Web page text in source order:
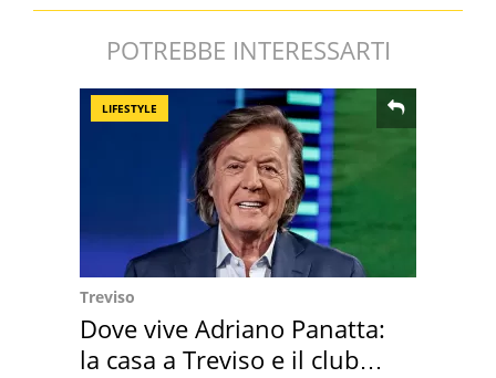
POTREBBE INTERESSARTI
LIFESTYLE
Treviso
Dove vive Adriano Panatta:
la casa a Treviso e il club